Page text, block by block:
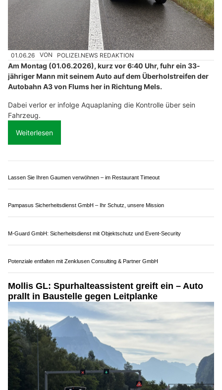
01.06.26 VON POLIZEI.NEWS REDAKTION
Am Montag (01.06.2026), kurz vor 6:40 Uhr, fuhr ein 33-
jähriger Mann mit seinem Auto auf dem Überholstreifen der
Autobahn A3 von Flums her in Richtung Mels.
Dabei verlor er infolge Aquaplaning die Kontrolle über sein
Fahrzeug.
Weiterlesen
M-Guard GmbH: Sicherheitsdienst mit Objektschutz und Event-Security
Potenziale entfalten mit Zenklusen Consulting & Partner GmbH
Mollis GL: Spurhalteassistent greift ein – Auto
prallt in Baustelle gegen Leitplanke